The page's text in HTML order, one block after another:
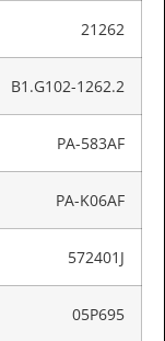
21262
B1.G102-1262.2
PA-583AF
PA-K06AF
572401J
05P695